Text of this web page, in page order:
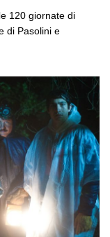
120 giornate di
di Pasolini e